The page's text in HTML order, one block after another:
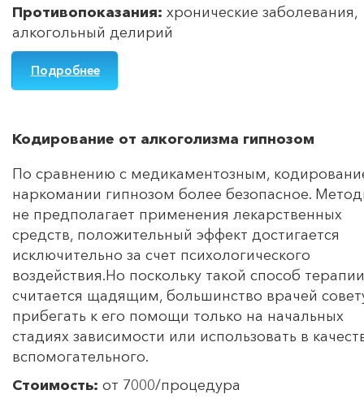
Противопоказания: хронические заболевания,
алкогольный делирий
Подробнее
Кодирование от алкоголизма гипнозом
По сравнению с медикаментозным,
наркомании гипнозом более безопасное.
не предполагает применения лекарственных
средств, положительный эффект достигается
исключительно за счет психологического
воздействия.Но поскольку такой способ терапии
считается щадящим, большинство врачей
прибегать к его помощи только на начальных
стадиях зависимости или использовать в
вспомогательного.
Стоимость: от 7000/процедура